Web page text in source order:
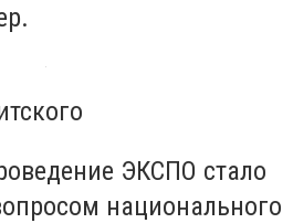
ЭКСПО стало
национального